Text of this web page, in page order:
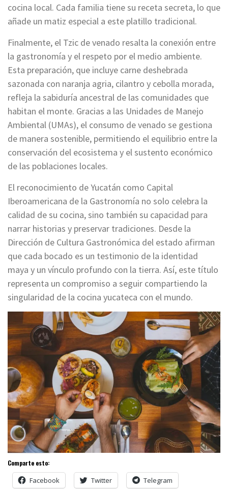
cocina local. Cada familia tiene su receta secreta, lo que
añade un matiz especial a este platillo tradicional.
Finalmente, el Tzic de venado resalta la conexión entre
la gastronomía y el respeto por el medio ambiente.
Esta preparación, que incluye carne deshebrada
sazonada con naranja agria, cilantro y cebolla morada,
refleja la sabiduría ancestral de las comunidades que
habitan el monte. Gracias a las Unidades de Manejo
Ambiental (UMAs), el consumo de venado se gestiona
de manera sostenible, permitiendo el equilibrio entre la
conservación del ecosistema y el sustento económico
de las poblaciones locales.
El reconocimiento de Yucatán como Capital
Iberoamericana de la Gastronomía no solo celebra la
calidad de su cocina, sino también su capacidad para
narrar historias y preservar tradiciones. Desde la
Dirección de Cultura Gastronómica del estado afirman
que cada bocado es un testimonio de la identidad
maya y un vínculo profundo con la tierra. Así, este título
representa un compromiso a seguir compartiendo la
singularidad de la cocina yucateca con el mundo.
Comparte esto:
Facebook Twitter Telegram